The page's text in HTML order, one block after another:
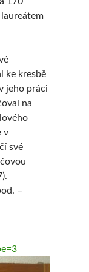
ke kresbě
jeho práci
na
v
své
–